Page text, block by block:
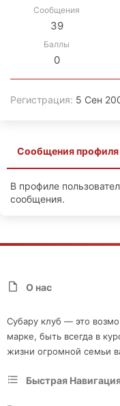
Сообщения
39
Баллы
0
Регистрация 5 Сен
Сообщения профиля
В профиле
сообщения.
О нас
Субару клуб — это
марке, быть всегда в
жизни огромной семьи
Быстрая